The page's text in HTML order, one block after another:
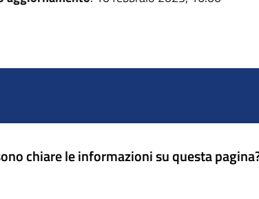
chiare le informazioni su questa